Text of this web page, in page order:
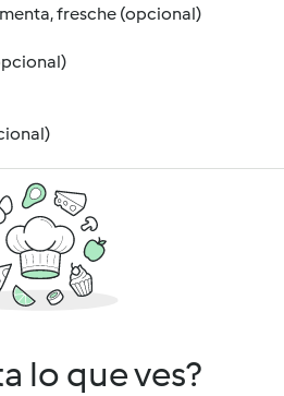
fresche (opcional)
lo que ves?